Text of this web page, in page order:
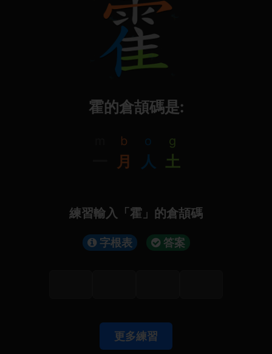
霍的倉頡碼是:
b
月
o
人
g
土
練習輸入「霍」的倉頡碼
字根表 答案
更多練習